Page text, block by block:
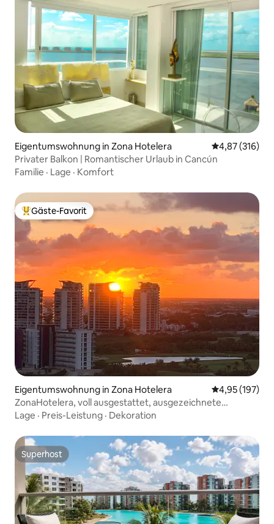
Eigentumswohnung in Zona Hotelera
4,87 (316)
Privater Balkon | Romantischer Urlaub in Cancún
Familie · Lage · Komfort
Beliebter Gäste-Favorit.
Gäste-Favorit
Eigentumswohnung in Zona Hotelera
4,95 (197)
ZonaHotelera, voll ausgestattet, ausgezeichnete
Aussicht und Lage
Lage · Preis-Leistung · Dekoration
Superhost
Superhost